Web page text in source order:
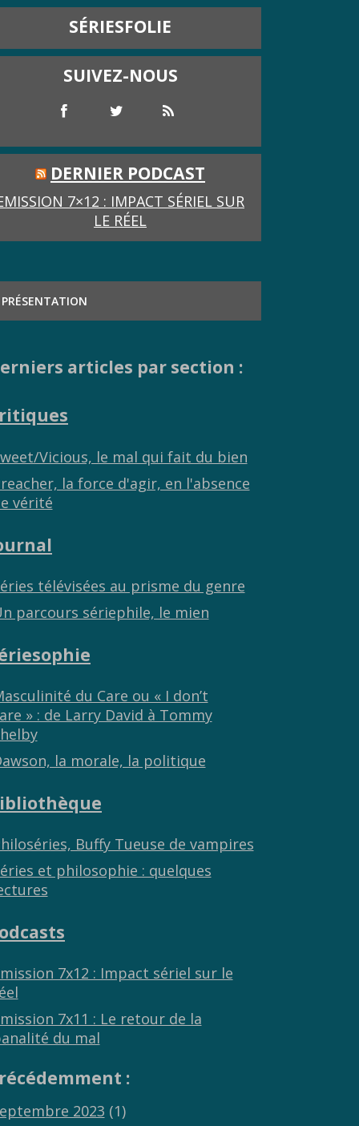
SÉRIESFOLIE
SUIVEZ-NOUS
DERNIER PODCAST
7×12 : IMPACT SÉRIEL SUR
LE RÉEL
PRÉSENTATION
articles par section :
Vicious, le mal qui fait du bien
la force d'agir, en l'absence
vérité
télévisées au prisme du genre
parcours sériephile, le mien
du Care ou « I don’t
» : de Larry David à Tommy
la morale, la politique
Buffy Tueuse de vampires
et philosophie : quelques
7x12 : Impact sériel sur le
7x11 : Le retour de la
du mal
:
2023 (1)